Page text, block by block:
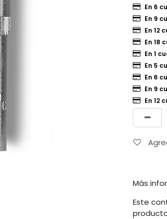
En 6
En 9
En 12
En 18
En 1
En 5
En 6
En 9
En 12
Más
Este